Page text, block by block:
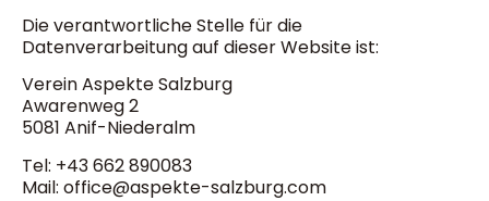
Die verantwortliche Stelle für die
Datenverarbeitung auf dieser Website ist:
Verein Aspekte Salzburg
Awarenweg 2
5081 Anif-Niederalm
Tel: +43 662 890083
Mail: office@aspekte-salzburg.com